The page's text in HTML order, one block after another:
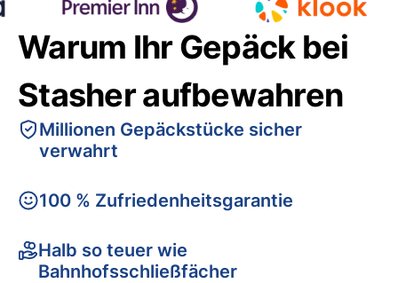
Warum Ihr Gepäck bei
Stasher aufbewahren
Millionen Gepäckstücke sicher
verwahrt
100 % Zufriedenheitsgarantie
Halb so teuer wie
Bahnhofsschließfächer